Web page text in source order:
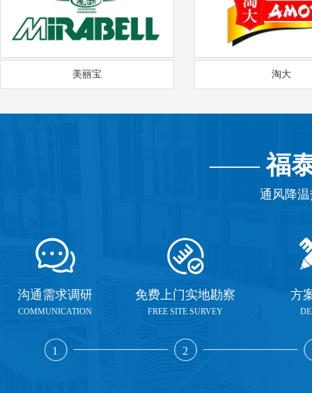
美丽宝 淘大
——福
通风降
沟通需求调研
COMMUNICATION
1
免费上门实地勘察
FREE SITE SURVEY
2
方